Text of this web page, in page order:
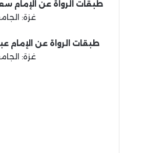
طبقات الرواة عن الإمام
غزة: الجامعة الإسلامية،
طبقات الرواة عن الإمام
غزة: الجامعة الإسلامية،